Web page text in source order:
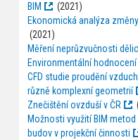
BIM
(2021)
Ekonomická analýza
(2021)
Měření neprůzvučnosti
Environmentální
CFD studie proudění
různě komplexní geometrií
Znečištění ovzduší v ČR
Možnosti využití BIM
budov v projekční činnosti